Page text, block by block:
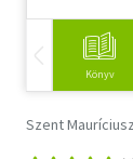
Könyv
Szent